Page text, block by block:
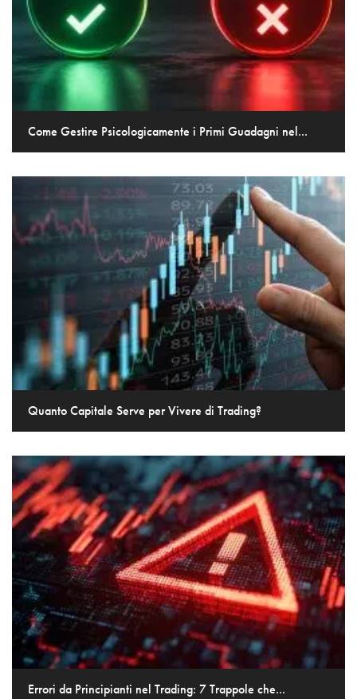
Come Gestire Psicologicamente i Primi Guadagni nel...
Quanto Capitale Serve per Vivere di Trading?
Errori da Principianti nel Trading: 7 Trappole che...